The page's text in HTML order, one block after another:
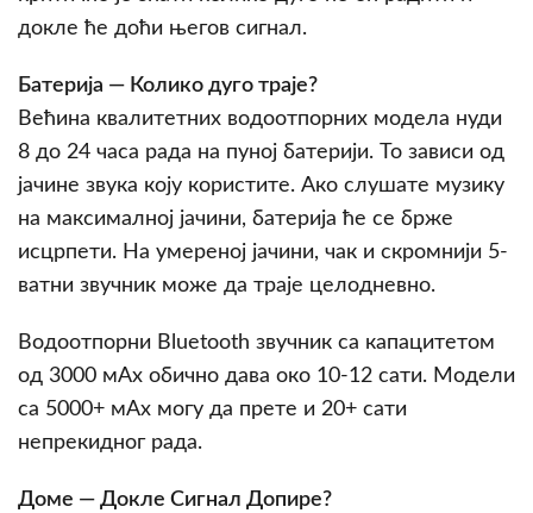
докле ће доћи његов сигнал.
Батерија — Колико дугo траје?
Већина квалитетних водоотпорних модела нуди
8 до 24 часа рада на пуној батерији. То зависи од
јачине звука коју користите. Ако слушате музику
на максималној јачини, батерија ће се брже
исцрпети. На умереној јачини, чак и скромнији 5-
ватни звучник може да траје целодневно.
Водоотпорни Bluetooth звучник са капацитетом
од 3000 мАх обично дава око 10-12 сати. Модели
са 5000+ мАх могу да прете и 20+ сати
непрекидног рада.
Доме — Докле Сигнал Допире?